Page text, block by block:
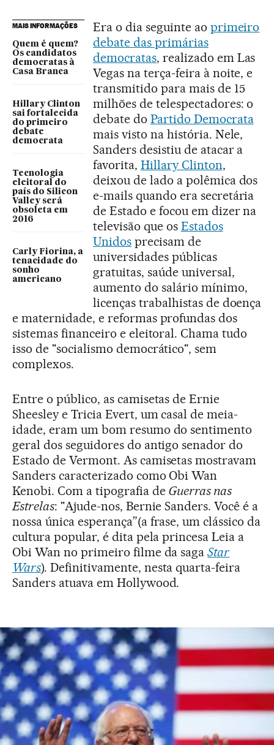
MAIS INFORMAÇÕES
Quem é quem?
Os candidatos
democratas à
Casa Branca
Hillary Clinton
sai fortalecida
do primeiro
debate
democrata
Tecnologia
eleitoral do
país do Silicon
Valley será
obsoleta em
2016
Carly Fiorina, a
tenacidade do
sonho
americano
Era o dia seguinte ao primeiro
debate das primárias
democratas, realizado em Las
Vegas na terça-feira à noite, e
transmitido para mais de 15
milhões de telespectadores: o
debate do Partido Democrata
mais visto na história. Nele,
Sanders desistiu de atacar a
favorita, Hillary Clinton,
deixou de lado a polêmica dos
e-mails quando era secretária
de Estado e focou em dizer na
televisão que os Estados
Unidosprecisam de
universidades públicas
gratuitas, saúde universal,
aumento do salário mínimo,
licenças trabalhistas de doença
e maternidade, e reformas profundas dos
sistemas financeiro e eleitoral. Chama tudo
isso de "socialismo democrático", sem
complexos.
Entre o público, as camisetas de Ernie
Sheesley e Tricia Evert, um casal de meia-
idade, eram um bom resumo do sentimento
geral dos seguidores do antigo senador do
Estado de Vermont. As camisetas mostravam
Sanders caracterizado como Obi Wan
Kenobi. Com a tipografia de Guerras nas
Estrelas: "Ajude-nos, Bernie Sanders. Você é a
nossa única esperança”(a frase, um clássico da
cultura popular, é dita pela princesa Leia a
Obi Wan no primeiro filme da sagaStar
Wars). Definitivamente, nesta quarta-feira
Sanders atuava em Hollywood.